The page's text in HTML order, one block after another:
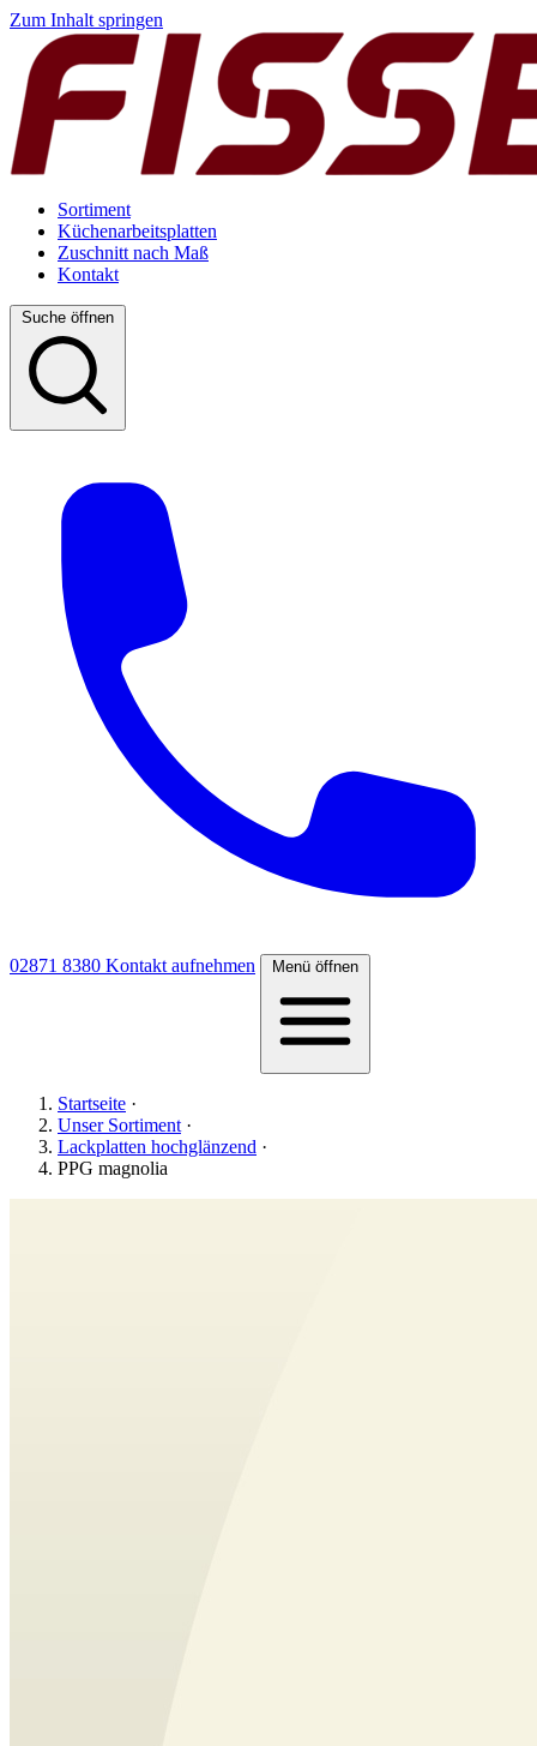
Zum Inhalt springen
Sortiment
Küchenarbeitsplatten
Zuschnitt nach Maß
Kontakt
Suche öffnen
02871 8380 Kontakt aufnehmen Menü öffnen
Startseite ·
Unser Sortiment ·
Lackplatten hochglänzend ·
PPG magnolia